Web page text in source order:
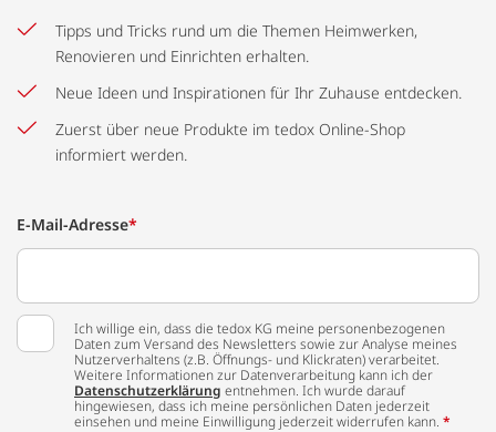
Tipps und Tricks rund um die Themen Heimwerken,
Renovieren und Einrichten erhalten.
Neue Ideen und Inspirationen für Ihr Zuhause entdecken.
Zuerst über neue Produkte im tedox Online-Shop
informiert werden.
E-Mail-Adresse*
Ich willige ein, dass die tedox KG meine personenbezogenen
Daten zum Versand des Newsletters sowie zur Analyse meines
Nutzerverhaltens (z.B. Öffnungs- und Klickraten) verarbeitet.
Weitere Informationen zur Datenverarbeitung kann ich der
Datenschutzerklärung entnehmen. Ich wurde darauf
hingewiesen, dass ich meine persönlichen Daten jederzeit
einsehen und meine Einwilligung jederzeit widerrufen kann. *